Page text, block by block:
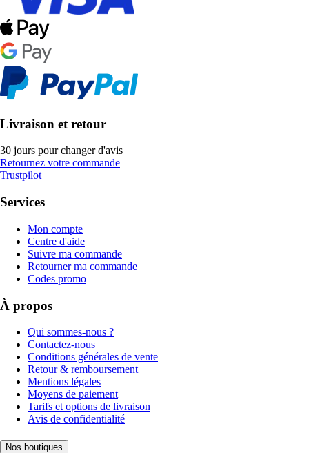
Livraison et retour
30 jours pour changer d'avis
Retournez votre commande
Trustpilot
Services
Mon compte
Centre d'aide
Suivre ma commande
Retourner ma commande
Codes promo
À propos
Qui sommes-nous ?
Contactez-nous
Conditions générales de vente
Retour & remboursement
Mentions légales
Moyens de paiement
Tarifs et options de livraison
Avis de confidentialité
Nos boutiques